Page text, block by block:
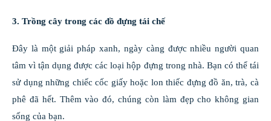
3. Trồng cây trong các đồ đựng tái chế
Đây là một giải pháp xanh, ngày càng được nhiều người quan
tâm vì tận dụng được các loại hộp đựng trong nhà. Bạn có thể tái
sử dụng những chiếc cốc giấy hoặc lon thiếc đựng đồ ăn, trà, cà
phê đã hết. Thêm vào đó, chúng còn làm đẹp cho không gian
sống của bạn.